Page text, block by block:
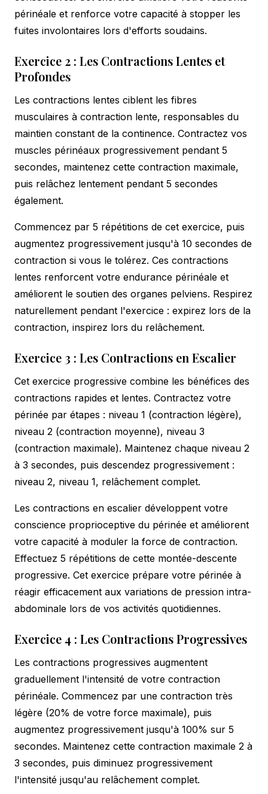
périnéale et renforce votre capacité à stopper les
fuites involontaires lors d'efforts soudains.
Exercice 2 : Les Contractions Lentes et
Profondes
Les contractions lentes ciblent les fibres
musculaires à contraction lente, responsables du
maintien constant de la continence. Contractez vos
muscles périnéaux progressivement pendant 5
secondes, maintenez cette contraction maximale,
puis relâchez lentement pendant 5 secondes
également.
Commencez par 5 répétitions de cet exercice, puis
augmentez progressivement jusqu'à 10 secondes de
contraction si vous le tolérez. Ces contractions
lentes renforcent votre endurance périnéale et
améliorent le soutien des organes pelviens. Respirez
naturellement pendant l'exercice : expirez lors de la
contraction, inspirez lors du relâchement.
Exercice 3 : Les Contractions en Escalier
Cet exercice progressive combine les bénéfices des
contractions rapides et lentes. Contractez votre
périnée par étapes : niveau 1 (contraction légère),
niveau 2 (contraction moyenne), niveau 3
(contraction maximale). Maintenez chaque niveau 2
à 3 secondes, puis descendez progressivement :
niveau 2, niveau 1, relâchement complet.
Les contractions en escalier développent votre
conscience proprioceptive du périnée et améliorent
votre capacité à moduler la force de contraction.
Effectuez 5 répétitions de cette montée-descente
progressive. Cet exercice prépare votre périnée à
réagir efficacement aux variations de pression intra-
abdominale lors de vos activités quotidiennes.
Exercice 4 : Les Contractions Progressives
Les contractions progressives augmentent
graduellement l'intensité de votre contraction
périnéale. Commencez par une contraction très
légère (20% de votre force maximale), puis
augmentez progressivement jusqu'à 100% sur 5
secondes. Maintenez cette contraction maximale 2 à
3 secondes, puis diminuez progressivement
l'intensité jusqu'au relâchement complet.